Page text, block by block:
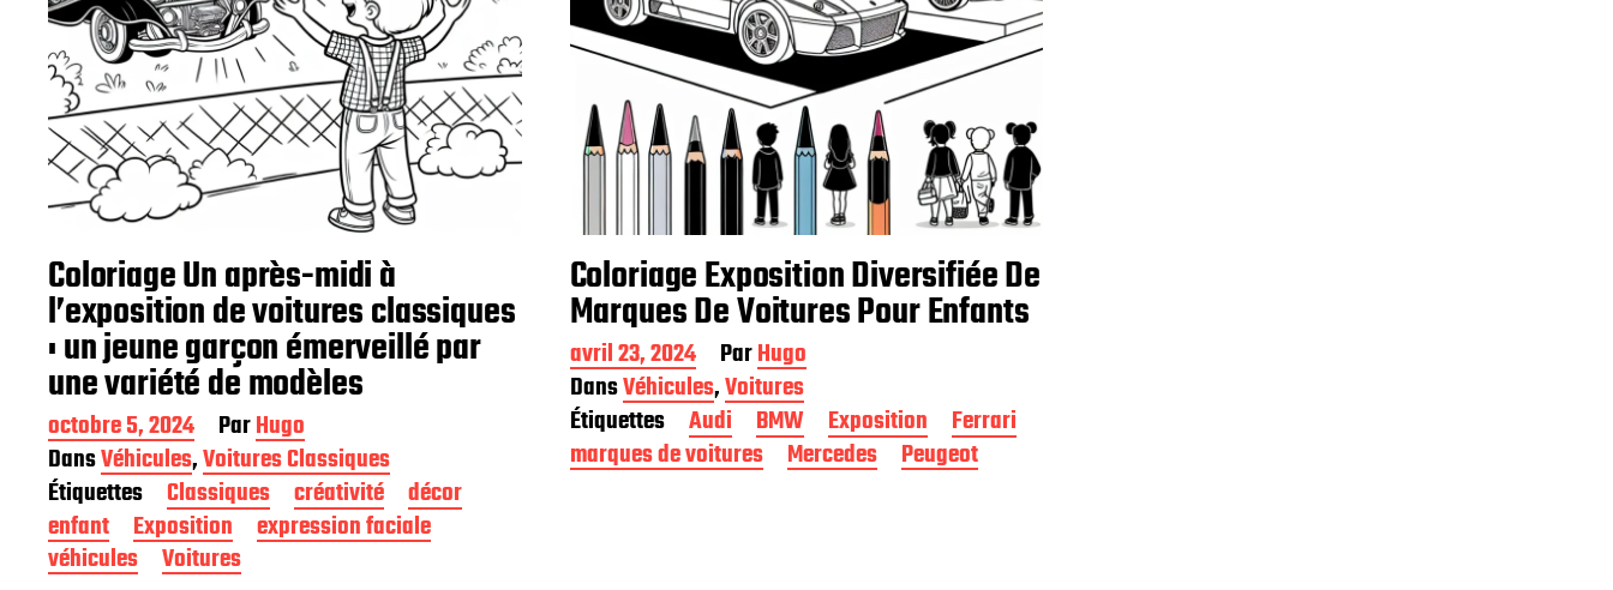
Coloriage Un après-midi à
l’exposition de voitures classiques
: un jeune garçon émerveillé par
une variété de modèles
D
a
t
e
d
e
p
octobre 5, 2024 ParHugo
DansVéhicules,Voitures Classiques
Étiquettes
Classiques créativité
décor
enfant
Exposition
expression faciale
véhicules
Voitures
Coloriage Exposition Diversifiée De
Marques De Voitures Pour Enfants
D
a
t
e
d
e
avril 23, 2024 ParHugo
DansVéhicules,Voitures
Étiquettes
Audi BMW Exposition
Ferrari
marques de voitures
Mercedes Peugeot